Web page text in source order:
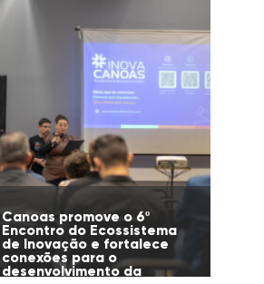
Canoas promove o 6º
Encontro do Ecossistema
de Inovação e fortalece
conexões para o
desenvolvimento da